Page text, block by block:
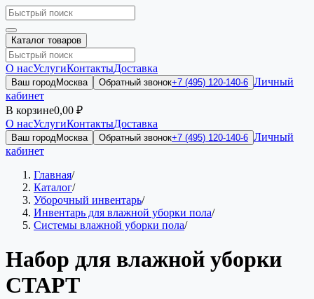
Каталог товаров
О насУслугиКонтактыДоставка
Ваш городМосква Обратный звонок+7 (495) 120-140-6 Личный
кабинет
В корзине0,00 ₽
О насУслугиКонтактыДоставка
Ваш городМосква Обратный звонок+7 (495) 120-140-6 Личный
кабинет
Главная/
Каталог/
Уборочный инвентарь/
Инвентарь для влажной уборки пола/
Системы влажной уборки пола/
Набор для влажной уборки
СТАРТ